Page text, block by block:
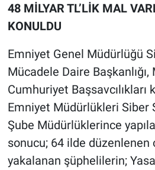
48 MİLYAR TL’LİK MAL
KONULDU
Emniyet Genel Müdürlüğü
Mücadele Daire Başkanlığı,
Cumhuriyet Başsavcılıkları
Emniyet Müdürlükleri Siber
Şube Müdürlüklerince
sonucu; 64 ilde düzenlenen
yakalanan şüphelilerin; Yasa